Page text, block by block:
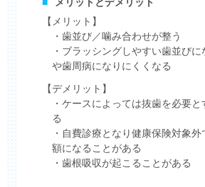
【メリット】
・歯並び／噛み合わせが整う
・ブラッシングしやすい歯並び
や歯周病になりにくくなる
【デメリット】
・ケースによっては抜歯を必要
る
・自費診療となり健康保険対象
額になることがある
・歯根吸収が起こることがある